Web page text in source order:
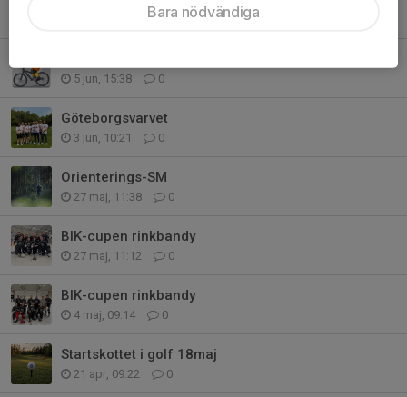
0
5 jun, 15:38 0
Göteborgsvarvet
3 jun, 10:21 0
Orienterings-SM
27 maj, 11:38 0
BIK-cupen rinkbandy
27 maj, 11:12 0
BIK-cupen rinkbandy
4 maj, 09:14 0
Startskottet i golf 18maj
21 apr, 09:22 0
Bara nödvändiga